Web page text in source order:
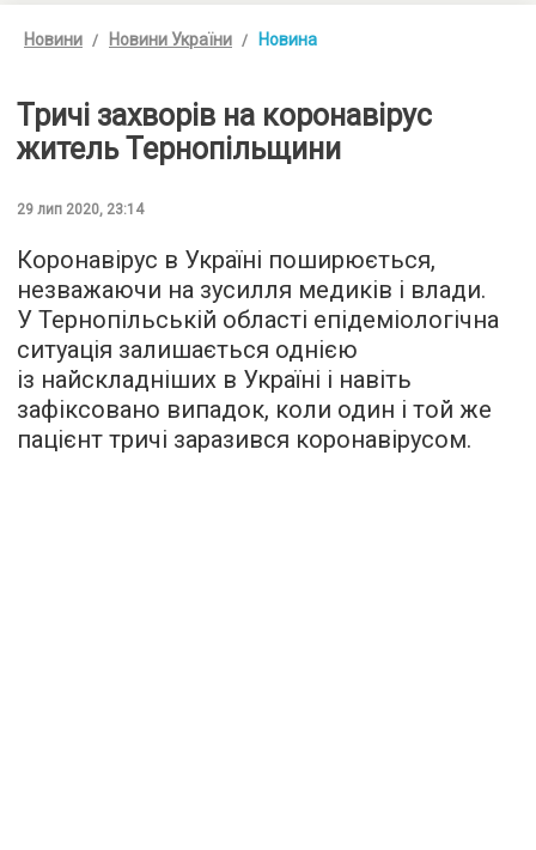
Новини Новини України Новина
Тричі захворів на коронавірус
житель Тернопільщини
29 лип 2020, 23:14
Коронавірус в Україні поширюється,
незважаючи на зусилля медиків і влади.
У Тернопільській області епідеміологічна
ситуація залишається однією
із найскладніших в Україні і навіть
зафіксовано випадок, коли один і той же
пацієнт тричі заразився коронавірусом.